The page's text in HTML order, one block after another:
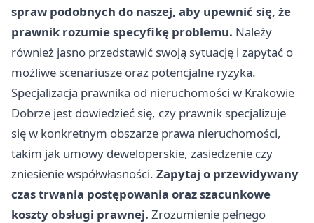
spraw podobnych do naszej, aby upewnić się, że
prawnik rozumie specyfikę problemu. Należy
również jasno przedstawić swoją sytuację i zapytać o
możliwe scenariusze oraz potencjalne ryzyka.
Specjalizacja prawnika od nieruchomości w Krakowie
Dobrze jest dowiedzieć się, czy prawnik specjalizuje
się w konkretnym obszarze prawa nieruchomości,
takim jak umowy deweloperskie, zasiedzenie czy
zniesienie współwłasności. Zapytaj o przewidywany
czas trwania postępowania oraz szacunkowe
koszty obsługi prawnej. Zrozumienie pełnego